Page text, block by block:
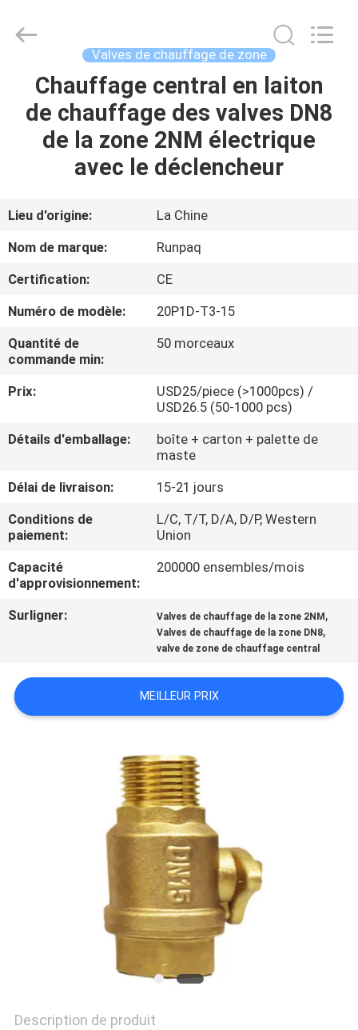
MAISON
PRODUITS
SUJET
DE
NOUS
VISITE
D'USINE
CONTRÔLE
QUALITÉ
NOUS
NOUVELLES
CITATION
Technology
Valves de chauffage de zone
Chauffage central en laiton
de chauffage des valves DN8
de la zone 2NM électrique
avec le déclencheur
Lieu d'origine:
La Chine
Nom de marque:
Runpaq
Certification:
CE
Numéro de modèle:
20P1D-T3-15
Quantité de
commande min:
50 morceaux
Prix:
USD25/piece (>1000pcs) /
USD26.5 (50-1000 pcs)
Détails d'emballage:
boîte + carton + palette de
maste
Délai de livraison:
15-21 jours
Conditions de
paiement:
L/C, T/T, D/A, D/P, Western
Union
Capacité
d'approvisionnement:
200000 ensembles/mois
Surligner: Valves de chauffage de la zone 2NM ,
Valves de chauffage de la zone DN8,
valve de zone de chauffage central
MEILLEUR PRIX
Description de produit